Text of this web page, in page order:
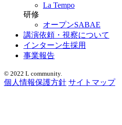
La Tempo
研修
オープンSABAE
講演依頼・視察について
インターン生採用
事業報告
© 2022 L community.
個人情報保護方針 サイトマップ